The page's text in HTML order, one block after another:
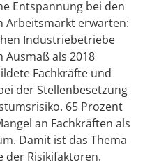
Entspannung bei den
Arbeitsmarkt erwarten:
Industriebetriebe
als 2018
Fachkräfte und
der Stellenbesetzung
65 Prozent
an Fachkräften als
Damit ist das Thema
der Risikifaktoren.